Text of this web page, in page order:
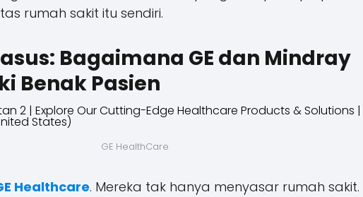
rumah sakit itu sendiri.
Bagaimana GE dan Mindray
Benak Pasien
GE HealthCare
Healthcare. Mereka tak hanya menyasar rumah sakit.